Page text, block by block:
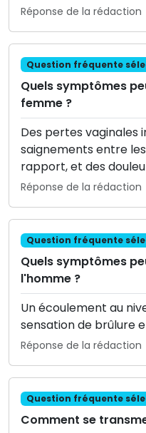
Réponse de la rédaction
Question fréquente
Quels symptômes
femme ?
Des pertes vaginales
saignements entre
rapport, et des
Réponse de la rédaction
Question fréquente
Quels symptômes
l'homme ?
Un écoulement au
sensation de brûlure
Réponse de la rédaction
Question fréquente
Comment se